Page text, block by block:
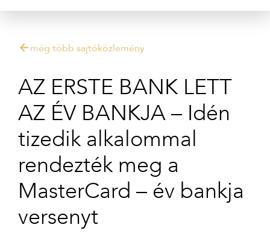
még több sajtóközlemény
AZ ERSTE BANK LETT
AZ ÉV BANKJA – Idén
tizedik alkalommal
rendezték meg a
MasterCard – év bankja
versenyt